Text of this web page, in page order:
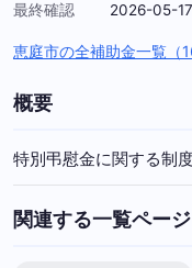
最終確認
2026-05-17
恵庭市の全補助金一覧（
概要
特別弔慰金に関する制
関連する一覧ページ